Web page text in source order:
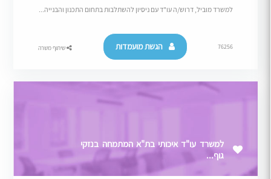
למשרד מוביל, דרוש/ה עו"ד עם ניסיון להשתלבות בתחום התכנון והבנייה...
76256 הגשת מועמדות שיתוף משרה
למשרד עו"ד איכותי בת"א המתמחה בנזקי
גוף...